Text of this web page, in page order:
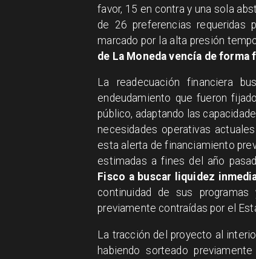
favor, 15 en contra y una sola
de 26 preferencias requeridas
marcado por la alta presión
de La Moneda vencía de
La readecuación financiera
endeudamiento que fueron
público, adaptando las
necesidades operativas
esta alerta de financiamiento
estimadas a fines del año
Fisco a buscar liquidez
continuidad de sus
previamente contraídas por el
La tracción del proyecto al
habiendo sorteado